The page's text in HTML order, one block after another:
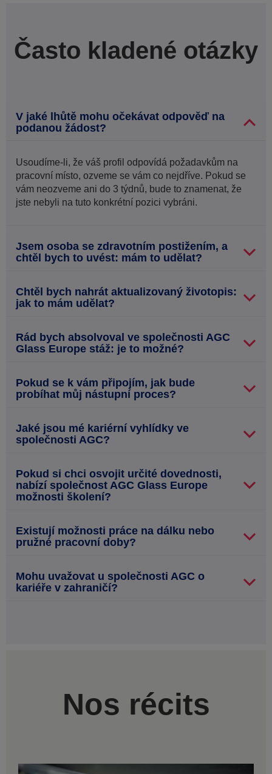
Často kladené otázky
V jaké lhůtě mohu očekávat odpověď na
podanou žádost?
Usoudíme-li, že váš profil odpovídá požadavkům na
pracovní místo, ozveme se vám co nejdříve. Pokud se
vám neozveme ani do 3 týdnů, bude to znamenat, že
jste nebyli na tuto konkrétní pozici vybráni.
Jsem osoba se zdravotním postižením, a
chtěl bych to uvést: mám to udělat?
Chtěl bych nahrát aktualizovaný životopis:
jak to mám udělat?
Rád bych absolvoval ve společnosti AGC
Glass Europe stáž: je to možné?
Pokud se k vám připojím, jak bude
probíhat můj nástupní proces?
Jaké jsou mé kariérní vyhlídky ve
společnosti AGC?
Pokud si chci osvojit určité dovednosti,
nabízí společnost AGC Glass Europe
možnosti školení?
Existují možnosti práce na dálku nebo
pružné pracovní doby?
Mohu uvažovat u společnosti AGC o
kariéře v zahraničí?
Nos récits